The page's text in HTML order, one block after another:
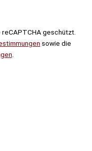
geschützt.
sowie die